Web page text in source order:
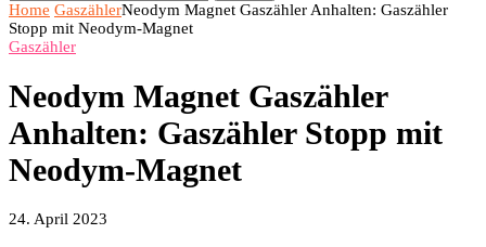
Home GaszählerNeodym Magnet Gaszähler Anhalten: Gaszähler
Stopp mit Neodym-Magnet
Gaszähler
Neodym Magnet Gaszähler
Anhalten: Gaszähler Stopp mit
Neodym-Magnet
24. April 2023